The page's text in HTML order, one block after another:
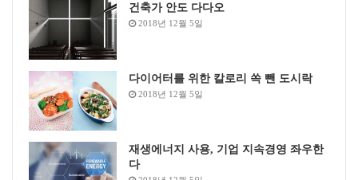
건축가 안도 다다오
2018년 12월 5일
다이어터를 위한 칼로리 쏙 뺀 도시락
2018년 12월 5일
재생에너지 사용, 기업 지속경영 좌우한
다